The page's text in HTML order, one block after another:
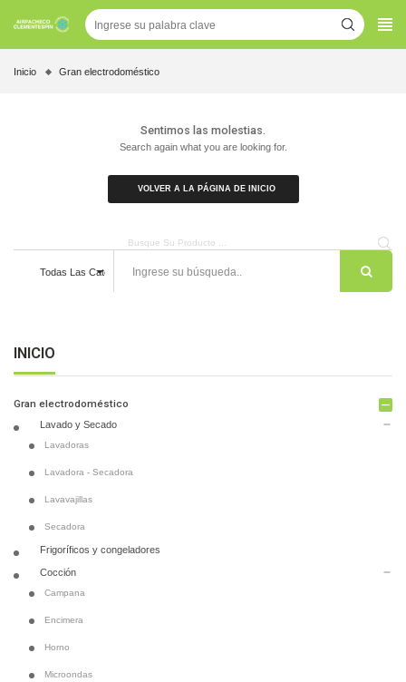
Inicio Gran electrodoméstico
INICIO
Gran electrodoméstico remove
Lavado y Secado remove
Lavadoras
Lavadora - Secadora
Lavavajillas
Secadora
Frigoríficos y congeladores
Cocción remove
Campana
Encimera
Horno
Microondas
Sentimos las molestias.
Search again what you are looking for.
VOLVER A LA PÁGINA DE INICIO
Todas Las Categorías